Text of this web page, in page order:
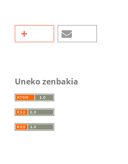
Uneko zenbakia